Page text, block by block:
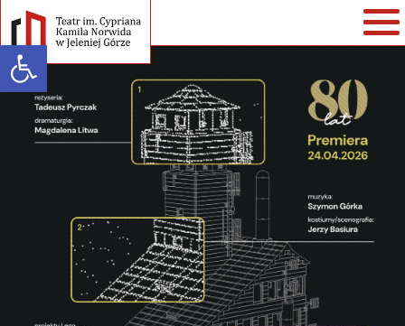
Open toolbar